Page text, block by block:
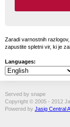
Zaradi varnostnih
zapustite spletni vir, ki je
Languages:
Served by snape
Copyright © 2005 - 2012
Powered by Jasig Central